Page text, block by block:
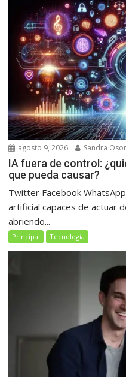
agosto 9, 2026 Sandra
IA fuera de control:
que pueda causar?
Twitter Facebook
artificial capaces de actuar
abriendo...
Principal Tecnología